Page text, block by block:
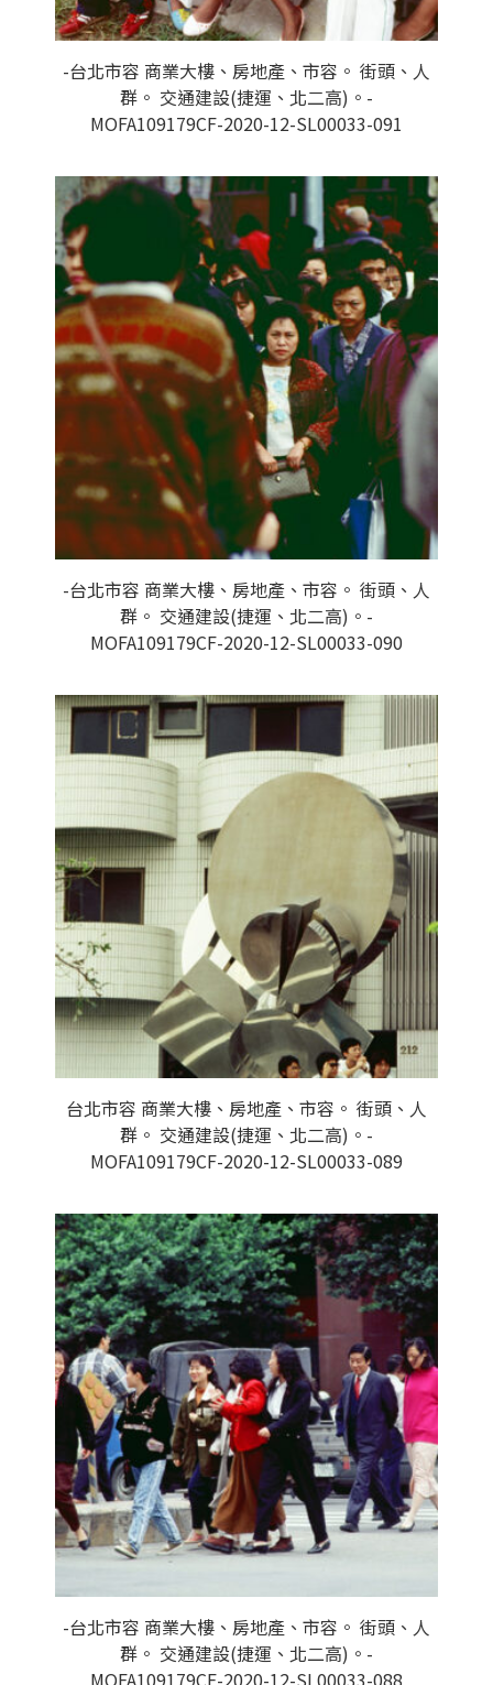
-台北市容 商業大樓、房地產、市容。 街頭、人
群。 交通建設(捷運、北二高)。-
MOFA109179CF-2020-12-SL00033-091
-台北市容 商業大樓、房地產、市容。 街頭、人
群。 交通建設(捷運、北二高)。-
MOFA109179CF-2020-12-SL00033-090
台北市容 商業大樓、房地產、市容。 街頭、人
群。 交通建設(捷運、北二高)。-
MOFA109179CF-2020-12-SL00033-089
-台北市容 商業大樓、房地產、市容。 街頭、人
群。 交通建設(捷運、北二高)。-
MOFA109179CF-2020-12-SL00033-088